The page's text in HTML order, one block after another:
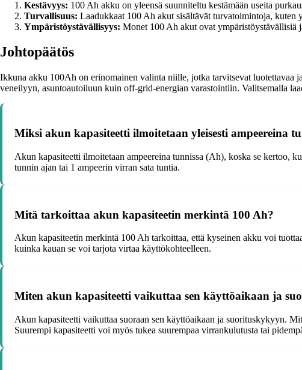
Kestävyys: 100 Ah akku on yleensä suunniteltu kestämään useita
Turvallisuus: Laadukkaat 100 Ah akut sisältävät turvatoimintoja,
Ympäristöystävällisyys: Monet 100 Ah akut ovat ympäristöystävällisiä
Johtopäätös
Ikkuna akku 100Ah on erinomainen valinta niille, jotka tarvitsevat luotettavaa
veneilyyn, asuntoautoiluun kuin off-grid-energian varastointiin. Valitsemalla
Miksi akun kapasiteetti ilmoitetaan yleisesti ampeereina
Akun kapasiteetti ilmoitetaan ampeereina tunnissa (Ah), koska se kertoo,
tunnin ajan tai 1 ampeerin virran sata tuntia.
Mitä tarkoittaa akun kapasiteetin merkintä 100 Ah?
Akun kapasiteetin merkintä 100 Ah tarkoittaa, että kyseinen akku voi
kuinka kauan se voi tarjota virtaa käyttökohteelleen.
Miten akun kapasiteetti vaikuttaa sen käyttöaikaan ja
Akun kapasiteetti vaikuttaa suoraan sen käyttöaikaan ja suorituskykyyn.
Suurempi kapasiteetti voi myös tukea suurempaa virrankulutusta tai